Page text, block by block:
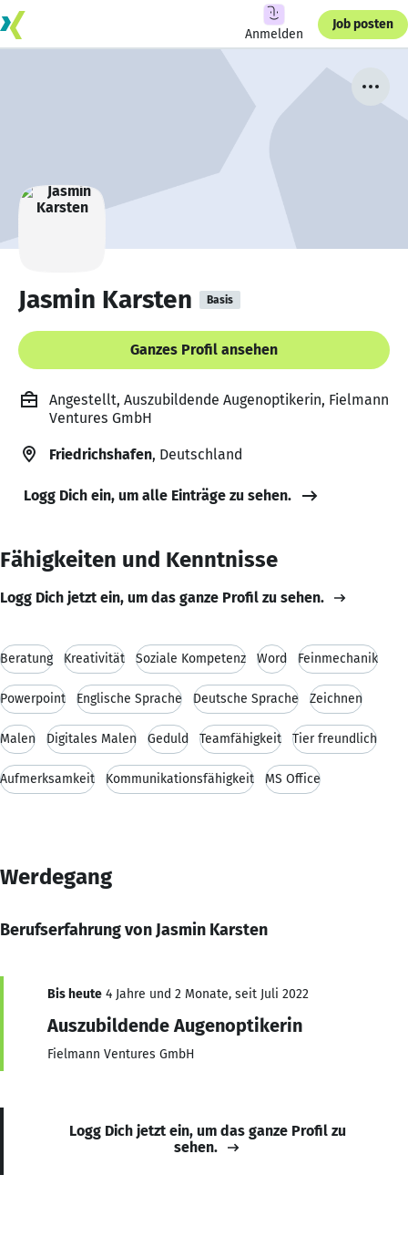
Anmelden
Job posten
Jasmin Karsten Basis
Ganzes Profil ansehen
Angestellt, Auszubildende Augenoptikerin, Fielmann
Ventures GmbH
Friedrichshafen, Deutschland
Logg Dich ein, um alle Einträge zu sehen.
Fähigkeiten und Kenntnisse
Logg Dich jetzt ein, um das ganze Profil zu sehen.
Beratung Kreativität Soziale Kompetenz Word Feinmechanik
Powerpoint Englische Sprache Deutsche Sprache Zeichnen
Malen Digitales Malen Geduld Teamfähigkeit Tier freundlich
Aufmerksamkeit Kommunikationsfähigkeit MS Office
Werdegang
Berufserfahrung von Jasmin Karsten
Bis heute 4 Jahre und 2 Monate, seit Juli 2022
Auszubildende Augenoptikerin
Fielmann Ventures GmbH
Logg Dich jetzt ein, um das ganze Profil zu
sehen.